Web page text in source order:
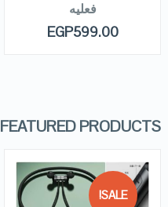
فعليه
EGP599.00
FEATURED PRODUCTS
SALE!